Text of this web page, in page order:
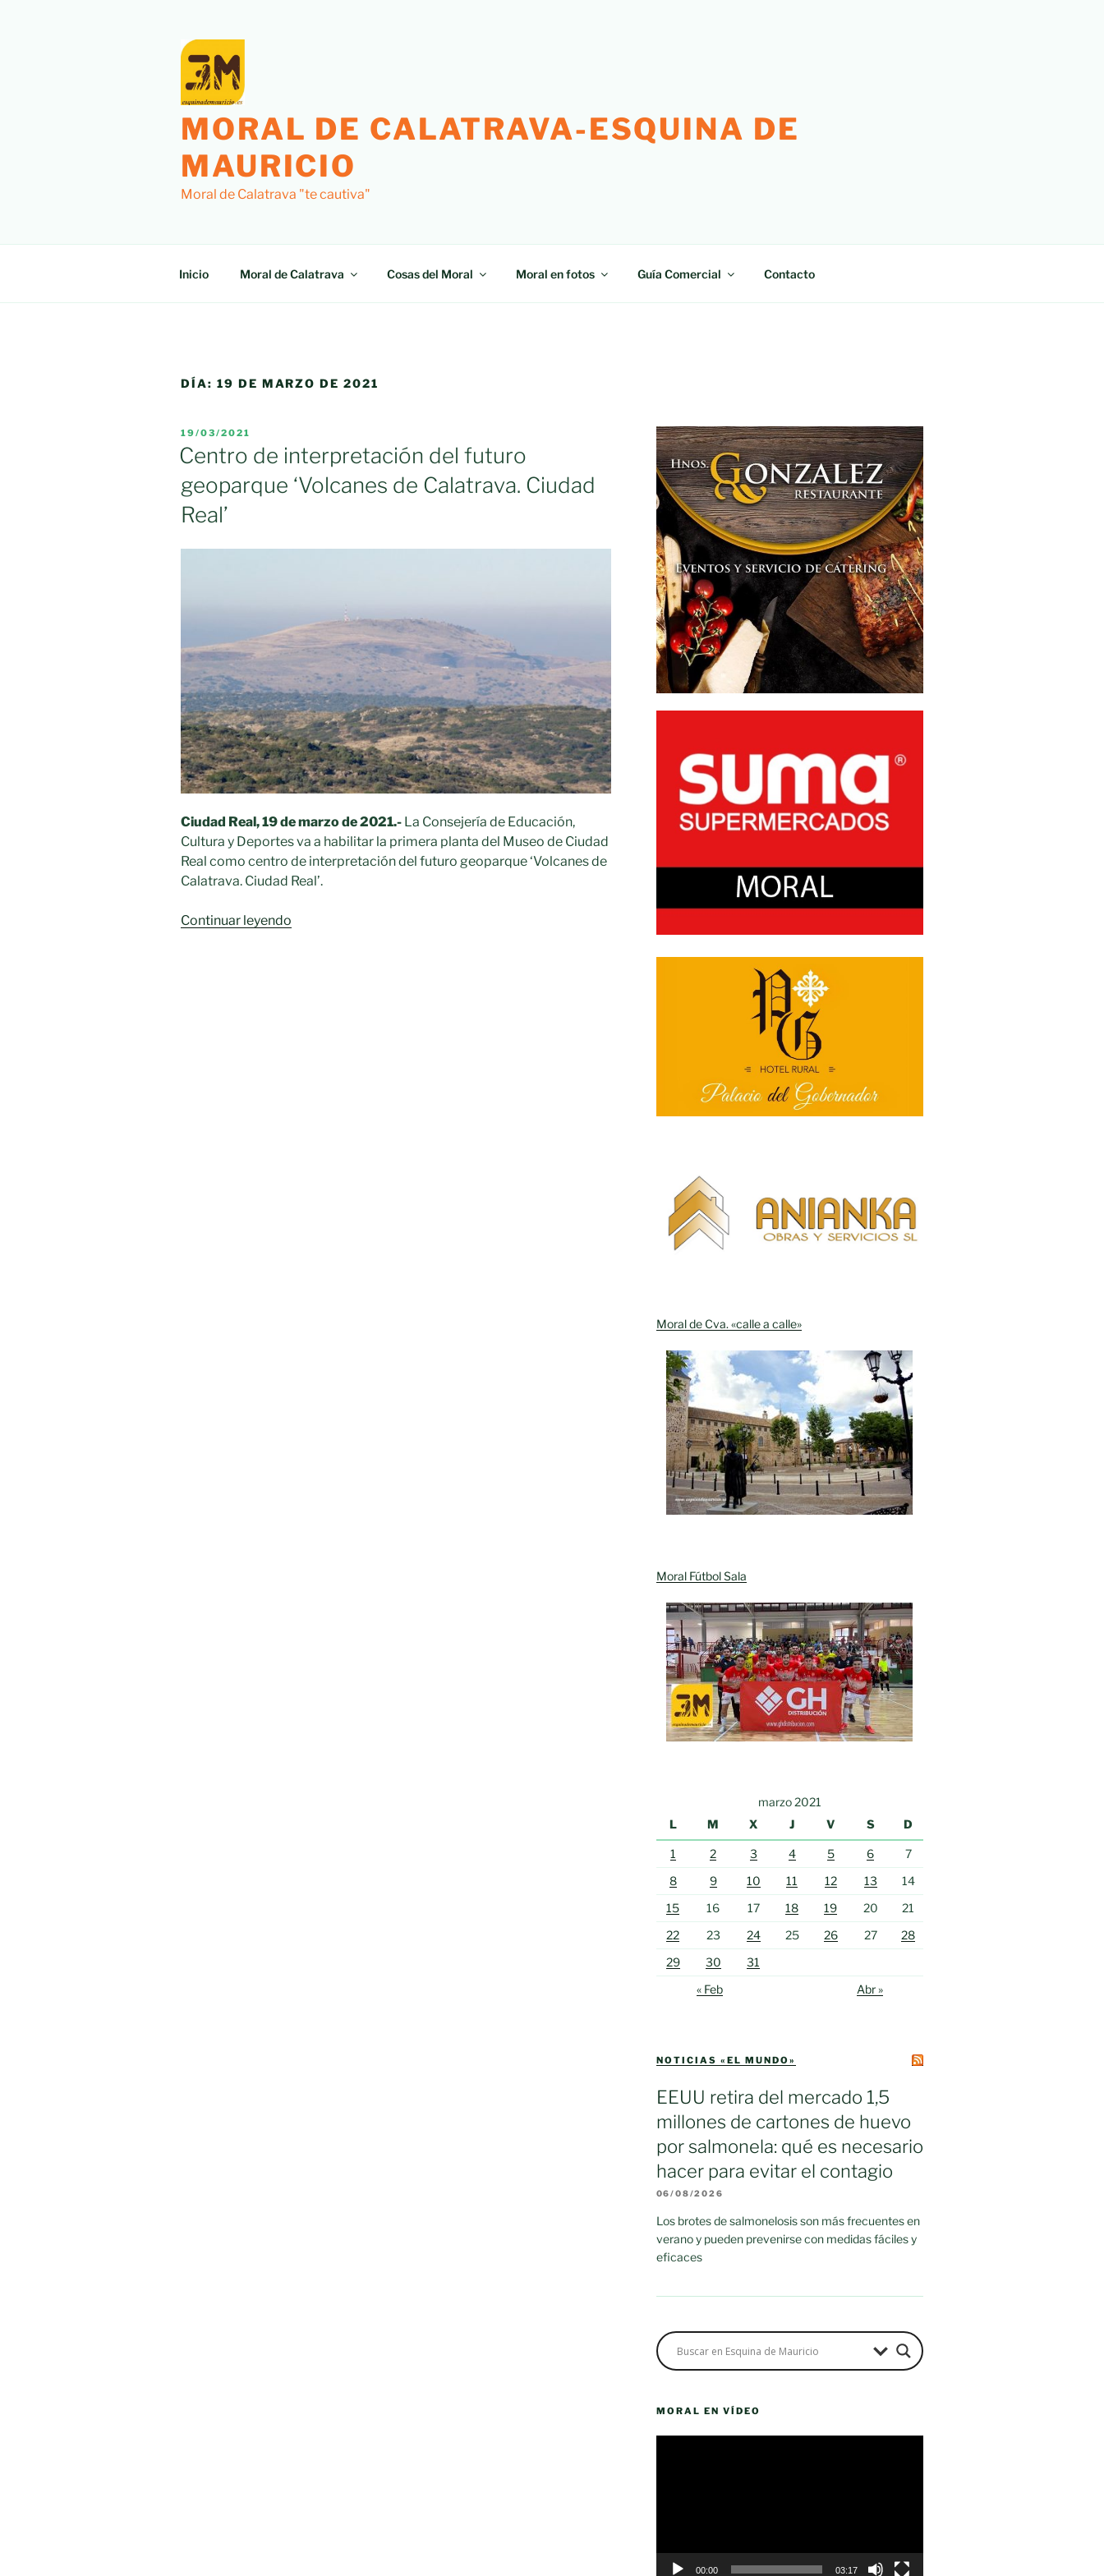
MORAL DE CALATRAVA-ESQUINA DE
MAURICIO
Moral de Calatrava "te cautiva"
Inicio Moral de Calatrava Cosas del Moral Moral en fotos Guía Comercial Contacto
DÍA: 19 DE MARZO DE 2021
PUBLICADO
EL
19/03/2021
Centro de interpretación del futuro
geoparque ‘Volcanes de Calatrava. Ciudad
Real’
Ciudad Real, 19 de marzo de 2021.- La Consejería de Educación,
Cultura y Deportes va a habilitar la primera planta del Museo de Ciudad
Real como centro de interpretación del futuro geoparque ‘Volcanes de
Calatrava. Ciudad Real’.
Continuar leyendo
Moral de Cva. «calle a calle»
Moral Fútbol Sala
marzo 2021
L
M X J V S D
1 2 3 4 5 6
7
8
9 10 11 12 13
14
15
16 17 18 19 20
21
22
23 24 25 26 27
28
29
30
31
« Feb
Abr »
NOTICIAS «EL MUNDO»
EEUU retira del mercado 1,5
millones de cartones de huevo
por salmonela: qué es necesario
hacer para evitar el contagio
06/08/2026
Los brotes de salmonelosis son más frecuentes en
verano y pueden prevenirse con medidas fáciles y
eficaces
MORAL EN VÍDEO
00:00 03:17